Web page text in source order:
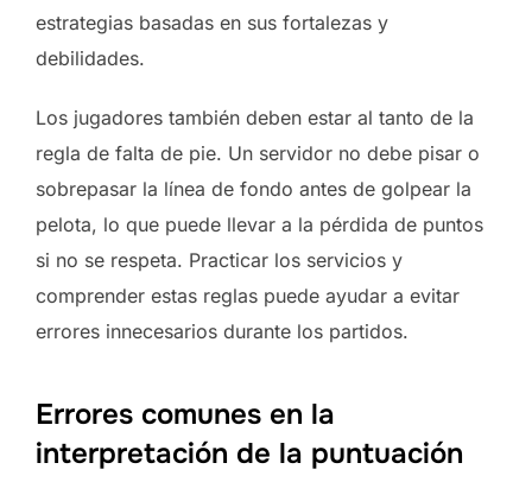
estrategias basadas en sus fortalezas y
debilidades.
Los jugadores también deben estar al tanto de la
regla de falta de pie. Un servidor no debe pisar o
sobrepasar la línea de fondo antes de golpear la
pelota, lo que puede llevar a la pérdida de puntos
si no se respeta. Practicar los servicios y
comprender estas reglas puede ayudar a evitar
errores innecesarios durante los partidos.
Errores comunes en la
interpretación de la puntuación